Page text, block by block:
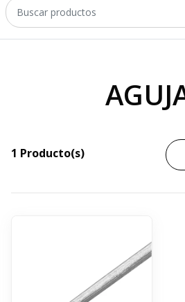
1 Producto(s)